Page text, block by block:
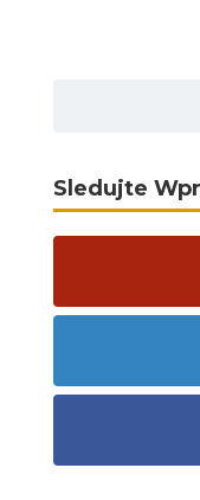
Sledujte